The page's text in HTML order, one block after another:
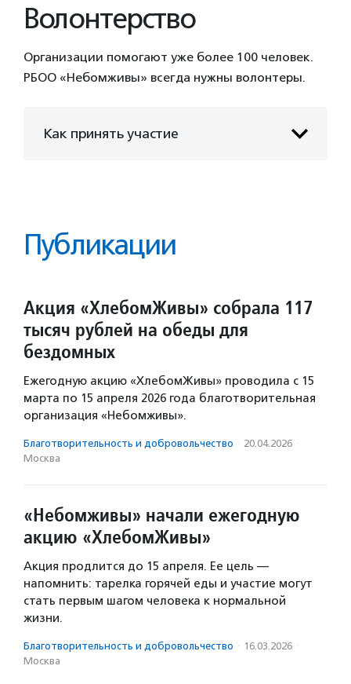
Волонтерство
Организации помогают уже более 100 человек.
РБОО «Небомживы» всегда нужны волонтеры.
Как принять участие
Публикации
Акция «ХлебомЖивы» собрала 117
тысяч рублей на обеды для
бездомных
Ежегодную акцию «ХлебомЖивы» проводила с 15
марта по 15 апреля 2026 года благотворительная
организация «Небомживы».
Благотвори­тель­ность и доброволь­чест­во · 20.04.2026 ·
Москва
«Небомживы» начали ежегодную
акцию «ХлебомЖивы»
Акция продлится до 15 апреля. Ее цель —
напомнить: тарелка горячей еды и участие могут
стать первым шагом человека к нормальной
жизни.
Благотвори­тель­ность и доброволь­чест­во · 16.03.2026 ·
Москва